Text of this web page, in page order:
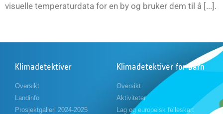
visuelle temperaturdata for en by og bruker dem til å [...].
Klimadetektiver
Oversikt
Landinfo
Prosjektgalleri 2024-2025
Klimadetektiver for barn
Oversikt
Aktiviteter
Lag og europeisk felleskart